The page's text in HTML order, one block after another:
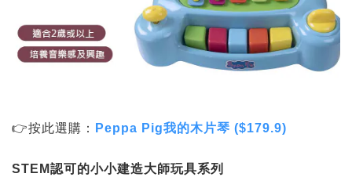
👉按此選購： Peppa Pig我的木片琴 ($179.9)
STEM認可的小小建造大師玩具系列